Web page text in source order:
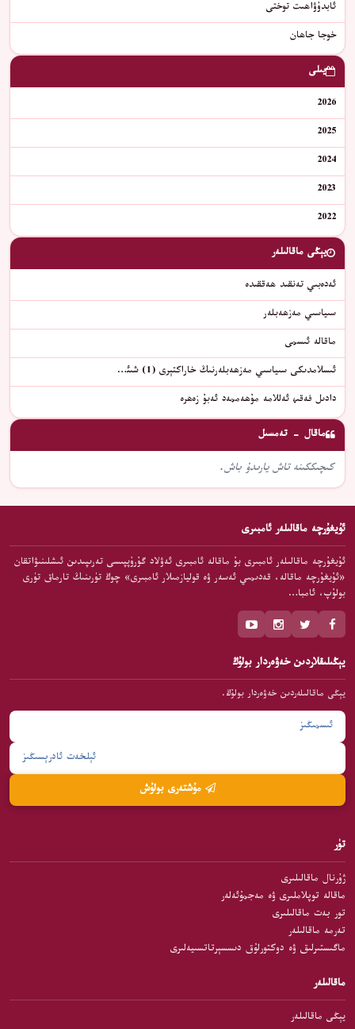
ئابدۇۋاھىت توختى
خوجا جاھان
يىلى
2026
2025
2024
2023
2022
يېڭى ماقالىلەر
ئەدەبىي تەنقىد ھەققىدە
سىياسىي مەزھەبلەر
ماقالە ئىسمى
ئىسلامدىكى سىياسىي مەزھەبلەرنىڭ خاراكتېرى (1) شىئ…
دادىل فەقىھ ئەللامە مۇھەممەد ئەبۇ زەھرە
ماقال - تەمسىل
كىچىككىنە تاش يارىدۇ باش.
ئۇيغۇرچە ماقالىلەر ئامبىرى
ئۇيغۇرچە ماقالىلەر ئامبىرى بۇ ماقالە ئامبىرى ئەۋلاد گۇرۇپپىسى تەرىپىدىن ئىشلىنىۋاتقان
«ئۇيغۇرچە ماقالە، قەدىمىي ئەسەر ۋە قوليازمىلار ئامبىرى» چوڭ تۈرىنىڭ تارماق تۈرى
بولۇپ، ئامبا…
يېڭىلىقلاردىن خەۋەردار بولۇڭ
يېڭى ماقالىلەردىن خەۋەردار بولۇڭ.
تۈر
ژۇرنال ماقالىلىرى
ماقالە توپلاملىرى ۋە مەجمۇئەلەر
تور بەت ماقالىلىرى
تەرمە ماقالىلەر
ماگىستىرلىق ۋە دوكتورلۇق دىسسېرتاتسىيەلىرى
ماقالىلەر
يېڭى ماقالىلەر